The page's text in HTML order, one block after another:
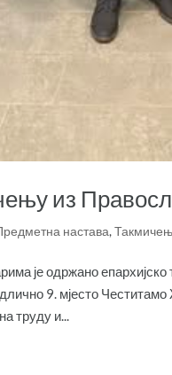
из
настава,
је одржано
9. мјесто
труду и...